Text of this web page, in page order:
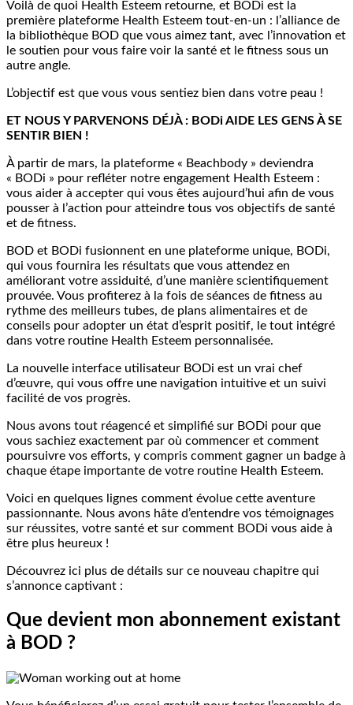
Voilà de quoi Health Esteem retourne, et BODi est la
première plateforme Health Esteem tout-en-un : l’alliance de
la bibliothèque BOD que vous aimez tant, avec l’innovation et
le soutien pour vous faire voir la santé et le fitness sous un
autre angle.
L’objectif est que vous vous sentiez bien dans votre peau !
ET NOUS Y PARVENONS DÉJÀ : BODi AIDE LES GENS À SE
SENTIR BIEN !
À partir de mars, la plateforme « Beachbody » deviendra
« BODi » pour refléter notre engagement Health Esteem :
vous aider à accepter qui vous êtes aujourd’hui afin de vous
pousser à l’action pour atteindre tous vos objectifs de santé
et de fitness.
BOD et BODi fusionnent en une plateforme unique, BODi,
qui vous fournira les résultats que vous attendez en
améliorant votre assiduité, d’une manière scientifiquement
prouvée. Vous profiterez à la fois de séances de fitness au
rythme des meilleurs tubes, de plans alimentaires et de
conseils pour adopter un état d’esprit positif, le tout intégré
dans votre routine Health Esteem personnalisée.
La nouvelle interface utilisateur BODi est un vrai chef
d’œuvre, qui vous offre une navigation intuitive et un suivi
facilité de vos progrès.
Nous avons tout réagencé et simplifié sur BODi pour que
vous sachiez exactement par où commencer et comment
poursuivre vos efforts, y compris comment gagner un badge à
chaque étape importante de votre routine Health Esteem.
Voici en quelques lignes comment évolue cette aventure
passionnante. Nous avons hâte d’entendre vos témoignages
sur réussites, votre santé et sur comment BODi vous aide à
être plus heureux !
Découvrez ici plus de détails sur ce nouveau chapitre qui
s’annonce captivant :
Que devient mon abonnement existant
à BOD ?